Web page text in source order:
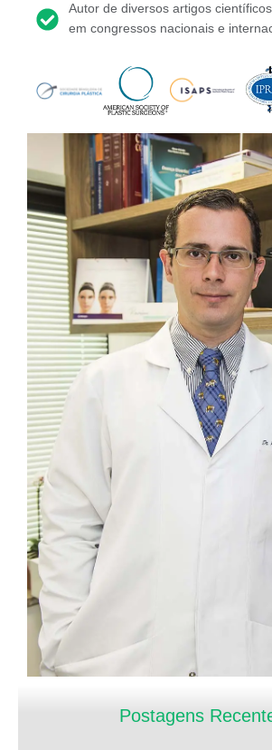
Autor de diversos artigos
em congressos nacionais e
Postagens